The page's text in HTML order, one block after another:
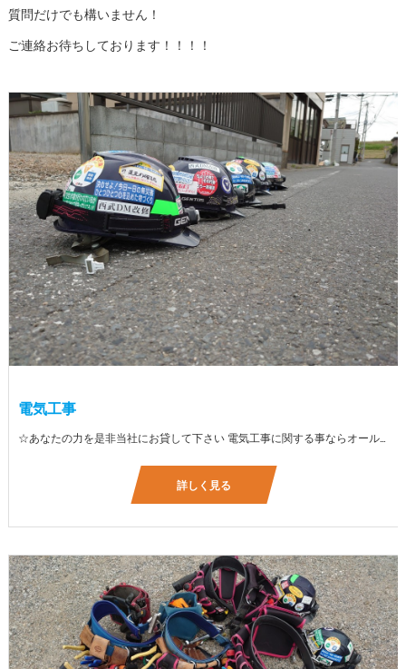
質問だけでも構いません！
ご連絡お待ちしております！！！！
電気工事
☆あなたの力を是非当社にお貸して下さい 電気工事に関する事ならオールマイティに対応しております（室内配線・室外配線、スイッチコンセント取付け、照明器具取付け、配電盤取付け、エアコン取付け、LANケーブル配線、アンテナ取付けなど） 【工具支給致します】 また新品工具と新品作業服を完全支給を致します。 高品質の作業服と工具入社してくれた方には支給致します♪
詳しく見る